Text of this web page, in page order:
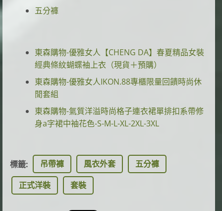
五分褲
東森購物-優雅女人【CHENG DA】春夏精品女裝
經典條紋蝴蝶袖上衣（現貨＋預購）
東森購物-優雅女人IKON.88專櫃限量回饋時尚休
閒套組
東森購物-氣質洋溢時尚格子連衣裙單排扣系帶修
身a字裙中袖花色-S-M-L-XL-2XL-3XL
標籤: 吊帶褲 風衣外套
五分褲
正式洋裝
套裝